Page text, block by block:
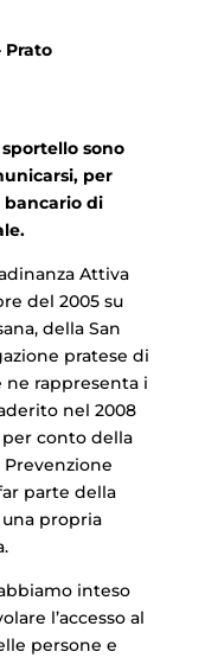
Prato
sono
per
bancario di
Attiva
del 2005 su
della San
pratese di
ne rappresenta i
nel 2008
conto della
Prevenzione
parte della
propria
inteso
l’accesso al
persone e